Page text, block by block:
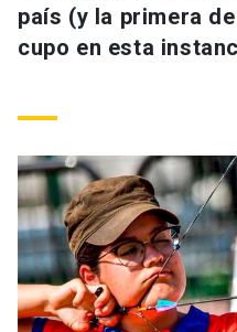
Futuros estudiantes
Personal
Alumni
Padres y familia
Go to english site
Admisión
Mi Cuenta UC launch
Correo UC launch
Mi Portal UC launch
Medios Biblioteca launch
país (y la primera
cupo en esta